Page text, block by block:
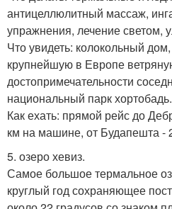
антицеллюлитный массаж,
упражнения, лечение светом,
Что увидеть: колокольный
крупнейшую в Европе
достопримечательности
национальный парк хортобадь.
Как ехать: прямой рейс до
км на машине, от Будапешта -
5. озеро хевиз.
Самое большое термальное
круглый год сохраняющее